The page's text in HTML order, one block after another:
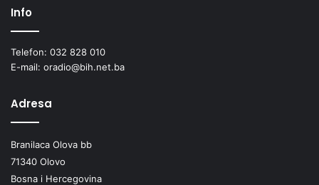
Info
Telefon: 032 828 010
E-mail: oradio@bih.net.ba
Adresa
Branilaca Olova bb
71340 Olovo
Bosna i Hercegovina